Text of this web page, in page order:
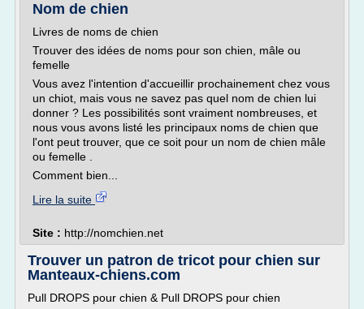
Nom de chien
Livres de noms de chien
Trouver des idées de noms pour son chien, mâle ou
femelle
Vous avez l'intention d'accueillir prochainement chez vous
un chiot, mais vous ne savez pas quel nom de chien lui
donner ? Les possibilités sont vraiment nombreuses, et
nous vous avons listé les principaux noms de chien que
l'ont peut trouver, que ce soit pour un nom de chien mâle
ou femelle .
Comment bien...
Lire la suite
Site : http://nomchien.net
Trouver un patron de tricot pour chien sur
Manteaux-chiens.com
Pull DROPS pour chien & Pull DROPS pour chien